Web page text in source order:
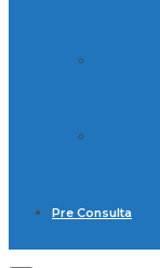
Pre Consulta